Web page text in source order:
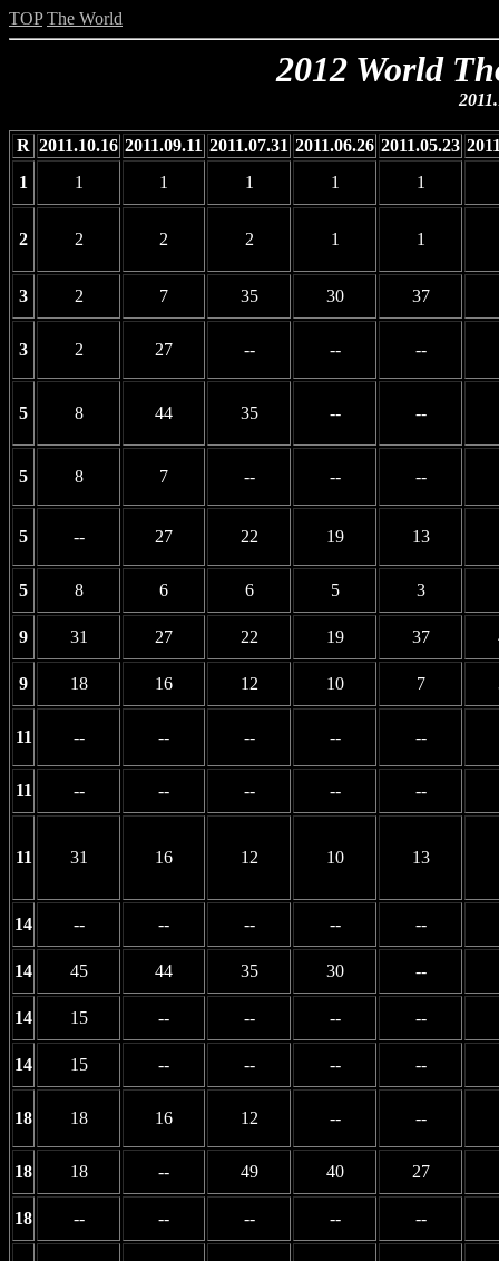
TOP The World
2012 World
R 2011.10.16 2011.09.11 2011.07.31 2011.06.26 2011.05.23
1
1 1 1 1 1
2 2 2 2 1 1
3 2 7 35 30 37
3 2 27 -- -- --
5 8 44 35 -- --
5 8 7 -- -- --
5 -- 27 22 19 13
5 8 6 6 5 3
9 31 27 22 19 37
9 18 16 12 10 7
11 -- -- -- -- --
11 -- -- -- -- --
11 31 16 12 10 13
14 -- -- -- -- --
14 45 44 35 30 --
14 15 -- -- -- --
14 15 -- -- -- --
18 18 16 12 -- --
18 18 -- 49 40 27
18 -- -- -- -- --